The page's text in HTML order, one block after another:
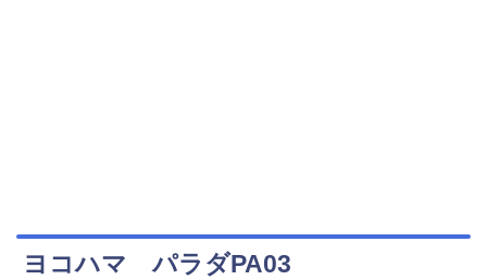
ヨコハマ パラダPA03